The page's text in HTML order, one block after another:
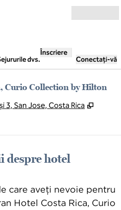
dvs.
Înscriere
Conectați-vă
Curio Collection by Hilton
3, San Jose, Costa Rica ,
hotel
care aveți nevoie pentru
Hotel Costa Rica, Curio